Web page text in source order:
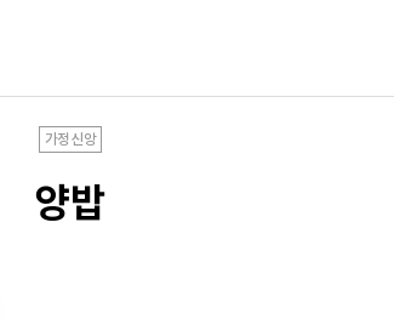
가정신앙
양밥